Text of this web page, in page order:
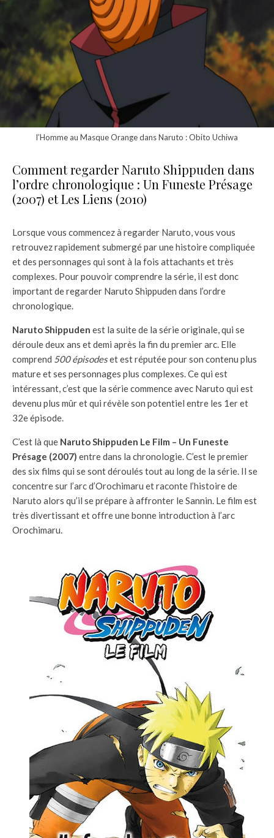
l’Homme au Masque Orange dans Naruto : Obito Uchiwa
Comment regarder Naruto Shippuden dans
l’ordre chronologique : Un Funeste Présage
(2007) et Les Liens (2010)
Lorsque vous commencez à regarder Naruto, vous vous
retrouvez rapidement submergé par une histoire compliquée
et des personnages qui sont à la fois attachants et très
complexes. Pour pouvoir comprendre la série, il est donc
important de regarder Naruto Shippuden dans l’ordre
chronologique.
Naruto Shippuden est la suite de la série originale, qui se
déroule deux ans et demi après la fin du premier arc. Elle
comprend 500 épisodeset est réputée pour son contenu plus
mature et ses personnages plus complexes. Ce qui est
intéressant, c’est que la série commence avec Naruto qui est
devenu plus mûr et qui révèle son potentiel entre les 1er et
32e épisode.
C’est là que Naruto Shippuden Le Film – Un Funeste
Présage (2007) entre dans la chronologie. C’est le premier
des six films qui se sont déroulés tout au long de la série. Il se
concentre sur l’arc d’Orochimaru et raconte l’histoire de
Naruto alors qu’il se prépare à affronter le Sannin. Le film est
très divertissant et offre une bonne introduction à l’arc
Orochimaru.